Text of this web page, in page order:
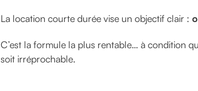
La location courte durée vise un objectif clair :
C’est la formule la plus rentable… à condition
soit irréprochable.